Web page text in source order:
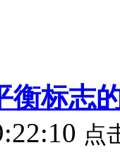
衡标志
点